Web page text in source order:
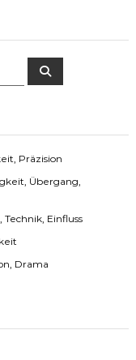
S
Präzision
Übergang,
Technik, Einfluss
Drama